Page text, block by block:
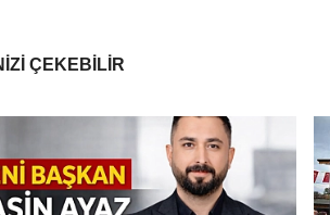
ÇEKEBILIR